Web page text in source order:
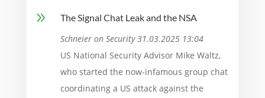
9
The Signal Chat Leak and the NSA
Schneier on Security 31.03.2025 13:04
US National Security Advisor Mike Waltz,
who started the now-infamous group chat
coordinating a US attack against the